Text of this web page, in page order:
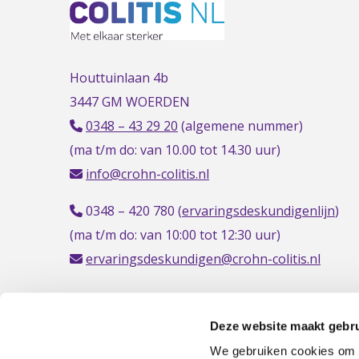
Deze website maakt
We gebruiken cookies
Houttuinlaan 4b
3447 GM WOERDEN
0348 – 43 29 20 (algemene nummer)
(ma t/m do: van 10.00 tot 14.30 uur)
info@crohn-colitis.nl
0348 – 420 780 (ervaringsdeskundigenlijn)
(ma t/m do: van 10:00 tot 12:30 uur)
ervaringsdeskundigen@crohn-colitis.nl
NL 26 RABO 0124 1235 03